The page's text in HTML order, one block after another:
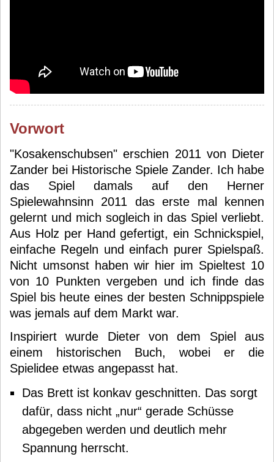
Vorwort
"Kosakenschubsen" erschien 2011 von Dieter
Zander bei Historische Spiele Zander. Ich habe
das Spiel damals auf den Herner
Spielewahnsinn 2011 das erste mal kennen
gelernt und mich sogleich in das Spiel verliebt.
Aus Holz per Hand gefertigt, ein Schnickspiel,
einfache Regeln und einfach purer Spielspaß.
Nicht umsonst haben wir hier im Spieltest 10
von 10 Punkten vergeben und ich finde das
Spiel bis heute eines der besten Schnippspiele
was jemals auf dem Markt war.
Inspiriert wurde Dieter von dem Spiel aus
einem historischen Buch, wobei er die
Spielidee etwas angepasst hat.
Das Brett ist konkav geschnitten. Das sorgt
dafür, dass nicht „nur“ gerade Schüsse
abgegeben werden und deutlich mehr
Spannung herrscht.